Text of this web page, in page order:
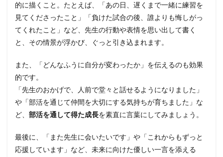
的に描くこと。たとえば、「あの日、遅くまで一緒に練習を
見てくださったこと」「負けた試合の後、誰よりも悔しがっ
てくれたこと」など、先生の行動や表情を思い出して書く
と、その情景が浮かび、ぐっと引き込まれます。
また、「どんなふうに自分が変わったか」を伝えるのも効果
的です。
「先生のおかげで、人前で堂々と話せるようになりました」
や「部活を通じて仲間を大切にする気持ちが育ちました」な
ど、 部活を通して得た成長を素直に言葉にしてみましょう。
最後に、「また先生に会いたいです」や「これからもずっと
応援しています」など、未来に向けた優しい一言を添える